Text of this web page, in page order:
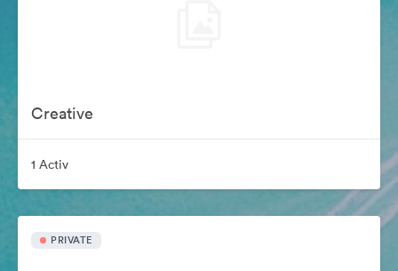
Creative
1 Activ
PRIVATE